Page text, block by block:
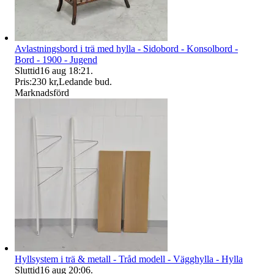
Avlastningsbord i trä med hylla - Sidobord - Konsolbord -
Bord - 1900 - Jugend
Sluttid16 aug 18:21 .
Pris:230 kr,Ledande bud.
Marknadsförd
Hyllsystem i trä & metall - Tråd modell - Vägghylla - Hylla
Sluttid16 aug 20:06.